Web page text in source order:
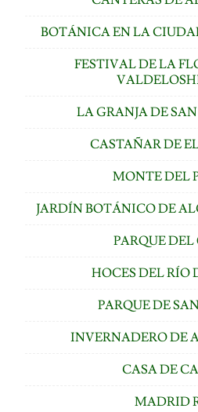
BOTÁNICA EN LA
FESTIVAL DE LA
LA GRANJA DE
CASTAÑAR DE
MONTE DEL
JARDÍN BOTÁNICO DE
PARQUE DEL
HOCES DEL RÍO
PARQUE DE
INVERNADERO DE
CASA DE
MADRID